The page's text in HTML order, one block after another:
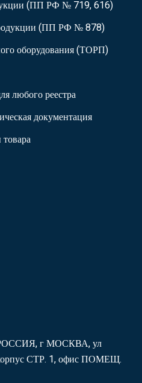
(ПП РФ № 719, 616)
(ПП РФ № 878)
оборудования (ТОРП)
любого реестра
документация
г МОСКВА, ул
СТР. 1, офис ПОМЕЩ.